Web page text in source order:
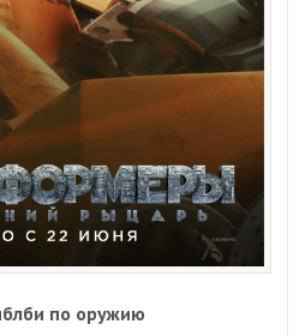
по оружию